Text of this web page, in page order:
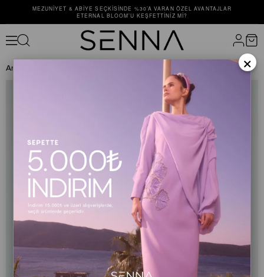
MEZUNIYET & ABIYE SEÇKISINDE %30’A VARAN ÖZEL AVANTAJLAR
ETERNAL BLOOM’U KEŞFETTINIZ MI?
Anasayfa ×